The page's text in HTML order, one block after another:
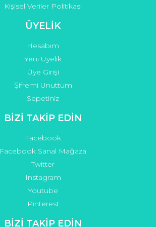
Kişisel Veriler Politikası
ÜYELİK
Hesabım
Yeni Üyelik
Üye Girişi
Şifremi Unuttum
Sepetiniz
BİZİ TAKİP EDİN
Facebook
Facebook Sanal Mağaza
Twitter
Instagram
Youtube
Pinterest
BİZİ TAKİP EDİN